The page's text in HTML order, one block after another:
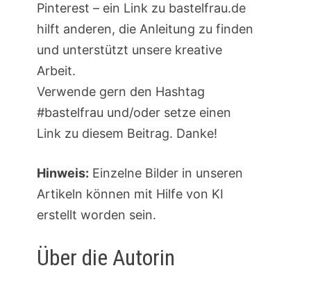
Pinterest – ein Link zu bastelfrau.de
hilft anderen, die Anleitung zu finden
und unterstützt unsere kreative
Arbeit.
Verwende gern den Hashtag
#bastelfrau und/oder setze einen
Link zu diesem Beitrag. Danke!
Hinweis: Einzelne Bilder in unseren
Artikeln können mit Hilfe von KI
erstellt worden sein.
Über die Autorin